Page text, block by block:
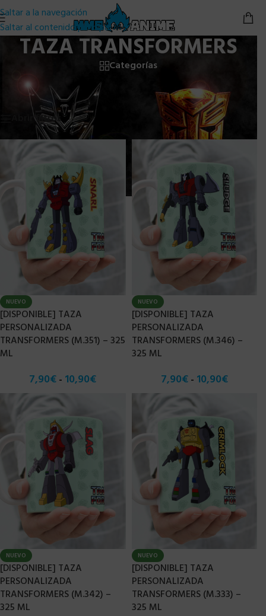
Saltar a la navegación
Saltar al contenido principal
TAZA TRANSFORMERS
Categorías
/TAZAS PERSONALIZADAS
Mostrando 1–24 de 35 resultados
Abrir filtros
NUEVO
[DISPONIBLE] TAZA
PERSONALIZADA
TRANSFORMERS (M.351) – 325
ML
7,90€- 10,90€
NUEVO
[DISPONIBLE] TAZA
PERSONALIZADA
TRANSFORMERS (M.346) –
325 ML
7,90€ - 10,90€
NUEVO
[DISPONIBLE] TAZA
PERSONALIZADA
TRANSFORMERS (M.342) –
325 ML
NUEVO
[DISPONIBLE] TAZA
PERSONALIZADA
TRANSFORMERS (M.333) –
325 ML